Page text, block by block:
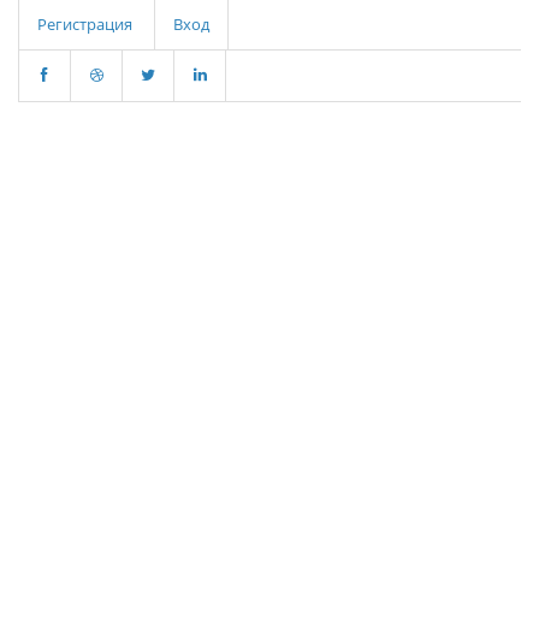
Регистрация Вход